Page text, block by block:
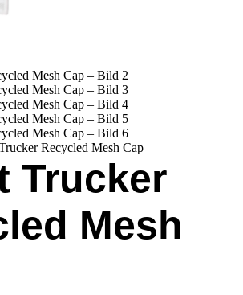
Recycled Mesh Cap
Trucker
Mesh